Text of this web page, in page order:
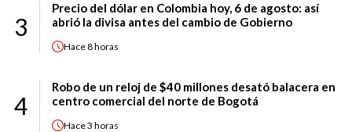
3
Precio del dólar en Colombia hoy, 6 de agosto: así
abrió la divisa antes del cambio de Gobierno
Hace8 horas
4
Robo de un reloj de $40 millones desató balacera en
centro comercial del norte de Bogotá
Hace3 horas